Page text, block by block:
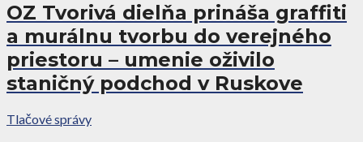
OZ Tvorivá dielňa prináša graffiti
a murálnu tvorbu do verejného
priestoru – umenie oživilo
staničný podchod v Ruskove
Tlačové správy